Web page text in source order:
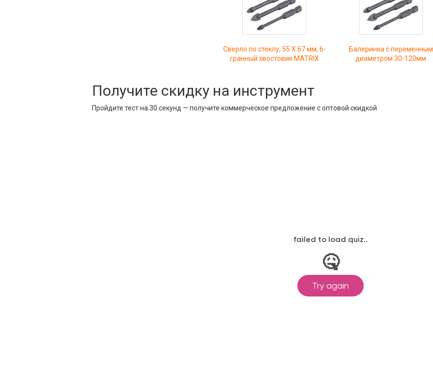
Сверло по стеклу, 55 Х 67 мм, 6-
гранный хвостовик MATRIX
Балеринка с переменным
диаметром 30-120мм
Получите скидку на инструмент
Пройдите тест на 30 секунд — получите коммерческое предложение с оптовой скидкой